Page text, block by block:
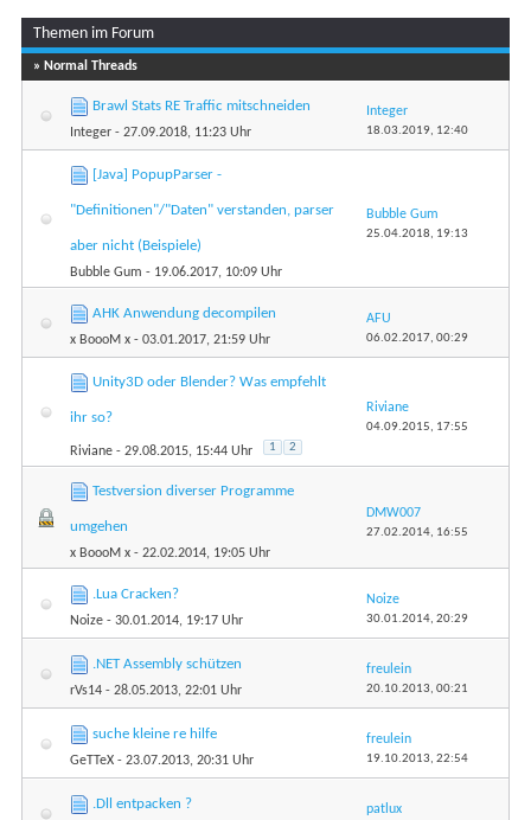
Themen im Forum
» Normal Threads
Brawl Stats RE Traffic mitschneiden
Integer - 27.09.2018, 11:23 Uhr
Integer
18.03.2019, 12:40
[Java] PopupParser -
"Definitionen"/"Daten" verstanden, parser
aber nicht (Beispiele)
Bubble Gum - 19.06.2017, 10:09 Uhr
Bubble Gum
25.04.2018, 19:13
AHK Anwendung decompilen
x BoooM x - 03.01.2017, 21:59 Uhr
AFU
06.02.2017, 00:29
Unity3D oder Blender? Was empfehlt
ihr so?
Riviane - 29.08.2015, 15:44 Uhr 1 2
Riviane
04.09.2015, 17:55
Testversion diverser Programme
umgehen
x BoooM x - 22.02.2014, 19:05 Uhr
DMW007
27.02.2014, 16:55
.Lua Cracken?
Noize - 30.01.2014, 19:17 Uhr
Noize
30.01.2014, 20:29
.NET Assembly schützen
rVs14 - 28.05.2013, 22:01 Uhr
freulein
20.10.2013, 00:21
suche kleine re hilfe
GeTTeX - 23.07.2013, 20:31 Uhr
freulein
19.10.2013, 22:54
.Dll entpacken ? patlux